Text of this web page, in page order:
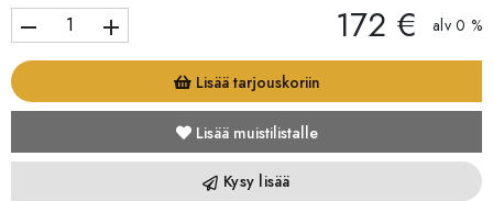
remove add 172 € alv 0 %
Lisää tarjouskoriin
Lisää muistilistalle
Kysy lisää